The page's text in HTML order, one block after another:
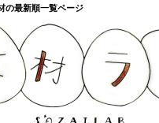
の最新順一覧ページ